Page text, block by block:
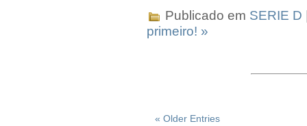
Publicado em SERIE D
primeiro! »
« Older Entries